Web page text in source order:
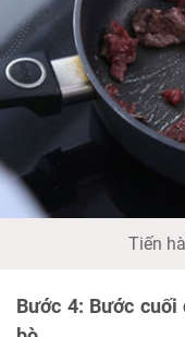
Tiến
Bước 4: Bước